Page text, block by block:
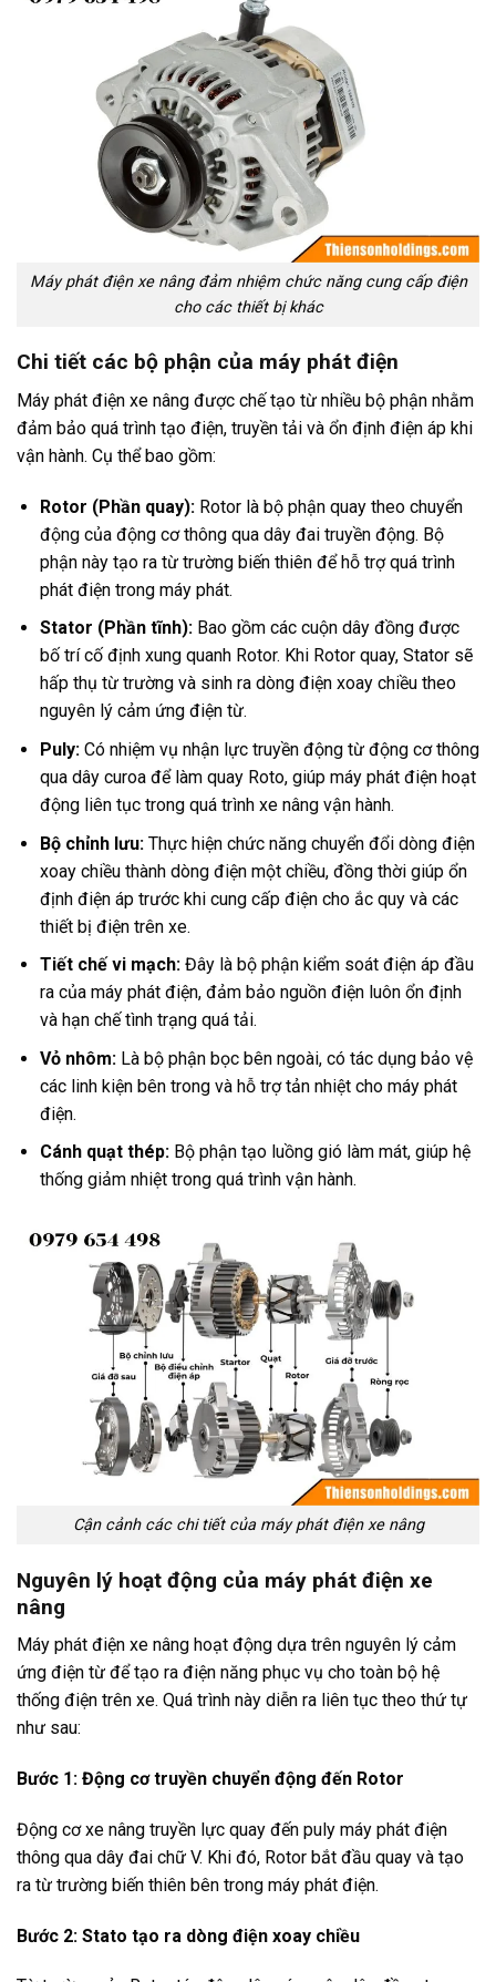
Máy phát điện xe nâng đảm nhiệm chức năng cung cấp điện
cho các thiết bị khác
Chi tiết các bộ phận của máy phát điện
Máy phát điện xe nâng được chế tạo từ nhiều bộ phận nhằm
đảm bảo quá trình tạo điện, truyền tải và ổn định điện áp khi
vận hành. Cụ thể bao gồm:
Rotor (Phần quay):Rotor là bộ phận quay theo chuyển
động của động cơ thông qua dây đai truyền động. Bộ
phận này tạo ra từ trường biến thiên để hỗ trợ quá trình
phát điện trong máy phát.
Stator (Phần tĩnh): Bao gồm các cuộn dây đồng được
bố trí cố định xung quanh Rotor. Khi Rotor quay, Stator sẽ
hấp thụ từ trường và sinh ra dòng điện xoay chiều theo
nguyên lý cảm ứng điện từ.
Puly:Có nhiệm vụ nhận lực truyền động từ động cơ thông
qua dây curoa để làm quay Roto, giúp máy phát điện hoạt
động liên tục trong quá trình xe nâng vận hành.
Bộ chỉnh lưu:Thực hiện chức năng chuyển đổi dòng điện
xoay chiều thành dòng điện một chiều, đồng thời giúp ổn
định điện áp trước khi cung cấp điện cho ắc quy và các
thiết bị điện trên xe.
Tiết chế vi mạch: Đây là bộ phận kiểm soát điện áp đầu
ra của máy phát điện, đảm bảo nguồn điện luôn ổn định
và hạn chế tình trạng quá tải.
Vỏ nhôm:Là bộ phận bọc bên ngoài, có tác dụng bảo vệ
các linh kiện bên trong và hỗ trợ tản nhiệt cho máy phát
điện.
Cánh quạt thép:Bộ phận tạo luồng gió làm mát, giúp hệ
thống giảm nhiệt trong quá trình vận hành.
Cận cảnh các chi tiết của máy phát điện xe nâng
Nguyên lý hoạt động của máy phát điện xe
nâng
Máy phát điện xe nâng hoạt động dựa trên nguyên lý cảm
ứng điện từ để tạo ra điện năng phục vụ cho toàn bộ hệ
thống điện trên xe. Quá trình này diễn ra liên tục theo thứ tự
như sau:
Bước 1: Động cơ truyền chuyển động đến Rotor
Động cơ xe nâng truyền lực quay đến puly máy phát điện
thông qua dây đai chữ V. Khi đó, Rotor bắt đầu quay và tạo
ra từ trường biến thiên bên trong máy phát điện.
Bước 2: Stato tạo ra dòng điện xoay chiều